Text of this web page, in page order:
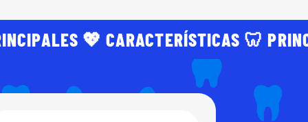
💖 CARACTERÍSTICAS 🦷